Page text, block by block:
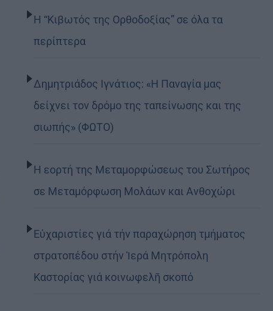
Η “Κιβωτός της Ορθοδοξίας” σε όλα τα
περίπτερα
Δημητριάδος Ιγνάτιος: «Η Παναγία μας
δείχνει τον δρόμο της ταπείνωσης και της
σιωπής» (ΦΩΤΟ)
Η εορτή της Μεταμορφώσεως του Σωτήρος
σε Μεταμόρφωση Μολάων και Ανθοχώρι
Εὐχαριστίες γιά τήν παραχώρηση τμήματος
στρατοπέδου στήν Ἱερά Μητρόπολη
Καστορίας γιά κοινωφελῆ σκοπό